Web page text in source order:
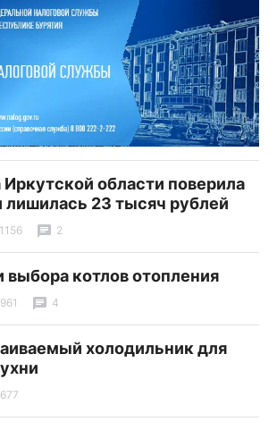
области поверила
23 тысяч рублей
1156 2
выбора котлов отопления
961 4
холодильник для
677